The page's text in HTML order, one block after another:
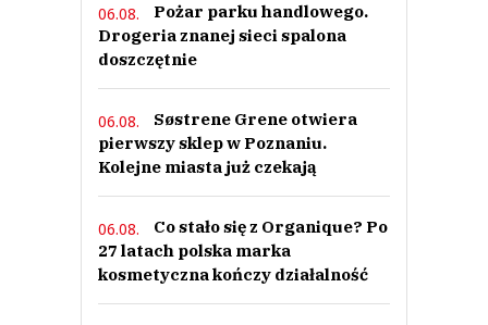
06.08.
Pożar parku handlowego.
Drogeria znanej sieci spalona
doszczętnie
06.08.
Søstrene Grene otwiera
pierwszy sklep w Poznaniu.
Kolejne miasta już czekają
06.08.
Co stało się z Organique? Po
27 latach polska marka
kosmetyczna kończy działalność